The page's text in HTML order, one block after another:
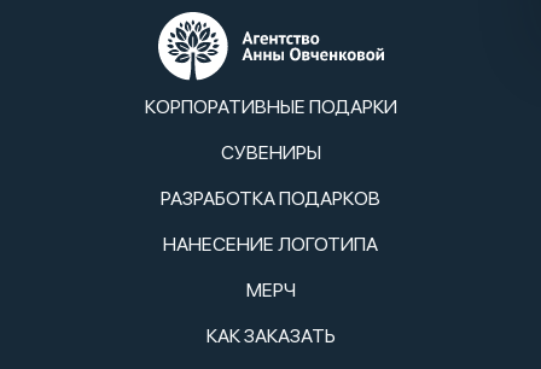
КОРПОРАТИВНЫЕ ПОДАРКИ
СУВЕНИРЫ
РАЗРАБОТКА ПОДАРКОВ
НАНЕСЕНИЕ ЛОГОТИПА
МЕРЧ
КАК ЗАКАЗАТЬ